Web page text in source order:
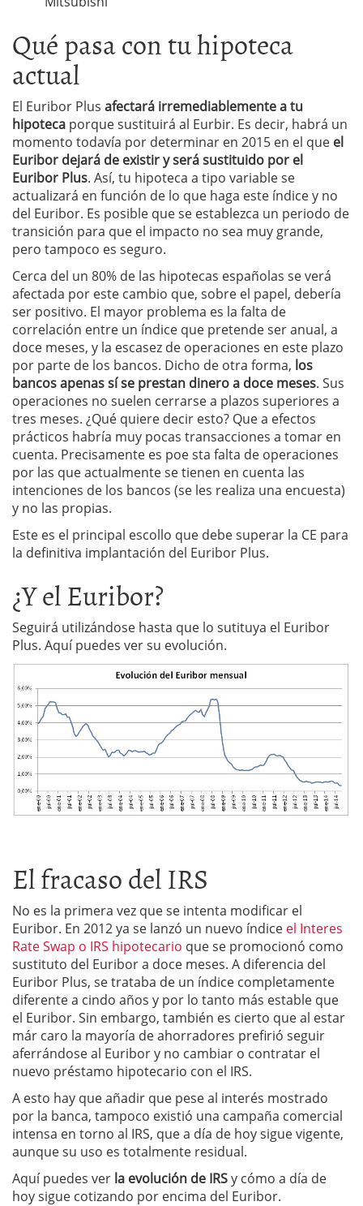
Qué pasa con tu hipoteca
actual
El Euribor Plus afectará irremediablemente a tu
hipoteca porque sustituirá al Eurbir. Es decir, habrá un
momento todavía por determinar en 2015 en el que el
Euribor dejará de existir y será sustituido por el
Euribor Plus. Así, tu hipoteca a tipo variable se
actualizará en función de lo que haga este índice y no
del Euribor. Es posible que se establezca un periodo de
transición para que el impacto no sea muy grande,
pero tampoco es seguro.
Cerca del un 80% de las hipotecas españolas se verá
afectada por este cambio que, sobre el papel, debería
ser positivo. El mayor problema es la falta de
correlación entre un índice que pretende ser anual, a
doce meses, y la escasez de operaciones en este plazo
por parte de los bancos. Dicho de otra forma, los
bancos apenas sí se prestan dinero a doce meses. Sus
operaciones no suelen cerrarse a plazos superiores a
tres meses. ¿Qué quiere decir esto? Que a efectos
prácticos habría muy pocas transacciones a tomar en
cuenta. Precisamente es poe sta falta de operaciones
por las que actualmente se tienen en cuenta las
intenciones de los bancos (se les realiza una encuesta)
y no las propias.
Este es el principal escollo que debe superar la CE para
la definitiva implantación del Euribor Plus.
¿Y el Euribor?
Seguirá utilizándose hasta que lo sutituya el Euribor
Plus. Aquí puedes ver su evolución.
El fracaso del IRS
No es la primera vez que se intenta modificar el
Euribor. En 2012 ya se lanzó un nuevo índice el Interes
Rate Swap o IRS hipotecario que se promocionó como
sustituto del Euribor a doce meses. A diferencia del
Euribor Plus, se trataba de un índice completamente
diferente a cindo años y por lo tanto más estable que
el Euribor. Sin embargo, también es cierto que al estar
már caro la mayoría de ahorradores prefirió seguir
aferrándose al Euribor y no cambiar o contratar el
nuevo préstamo hipotecario con el IRS.
A esto hay que añadir que pese al interés mostrado
por la banca, tampoco existió una campaña comercial
intensa en torno al IRS, que a día de hoy sigue vigente,
aunque su uso es totalmente residual.
Aquí puedes ver la evolución de IRSy cómo a día de
hoy sigue cotizando por encima del Euribor.